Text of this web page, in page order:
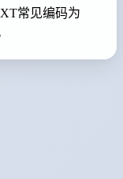
常见编码为